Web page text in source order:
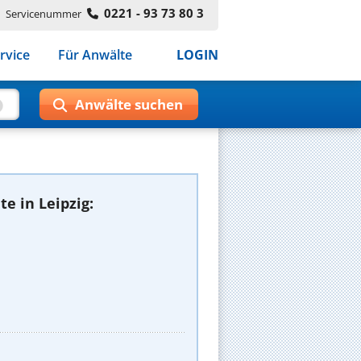
Servicenummer 0221 - 93 73 80 3
Für Anwälte LOGIN
in Leipzig: